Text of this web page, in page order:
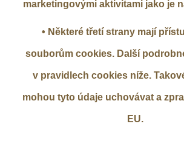
marketingovými aktivitami jako je
• Některé třetí strany mají
souborům cookies. Další
v pravidlech cookies níže.
mohou tyto údaje uchovávat a
EU.